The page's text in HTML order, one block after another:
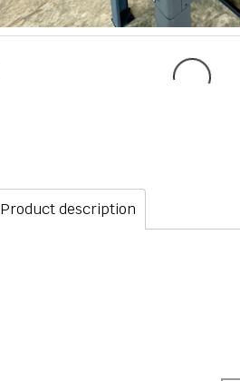
Product description